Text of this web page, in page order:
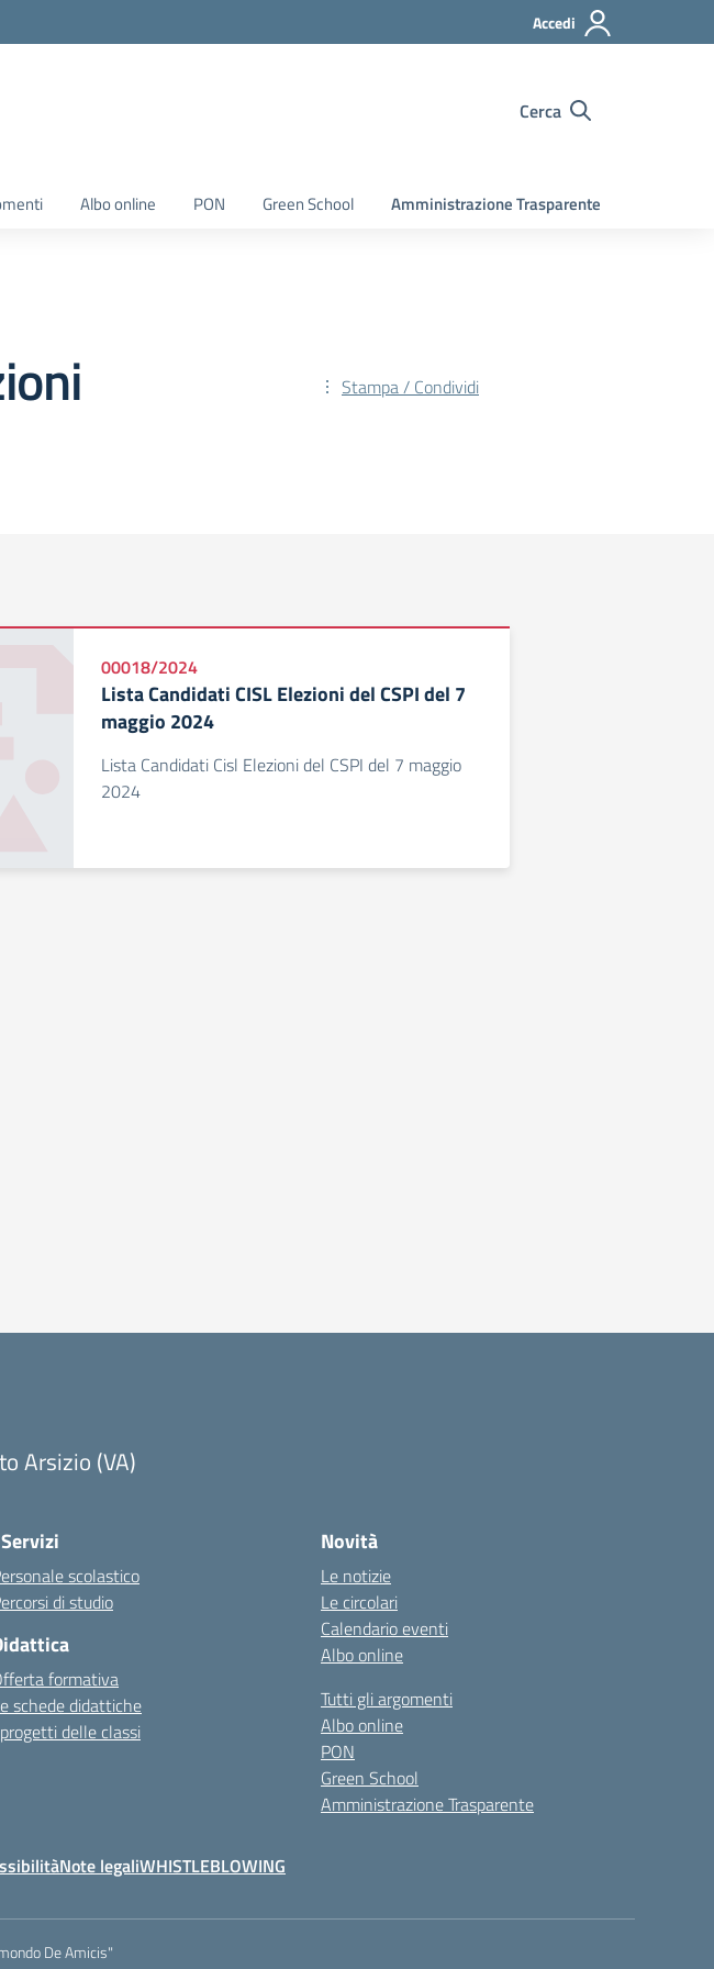
Accedi
Cerca
Albo online PON Green School Amministrazione Trasparente
Stampa / Condividi
00018/2024
Lista Candidati CISL Elezioni del CSPI del 7
maggio 2024
Lista Candidati Cisl Elezioni del CSPI del 7 maggio
2024
Arsizio (VA)
scolastico
di studio
formativa
schede didattiche
delle classi
Novità
Le notizie
Le circolari
Calendario eventi
Albo online
Tutti gli argomenti
Albo online
PON
Green School
Amministrazione Trasparente
Note legaliWHISTLEBLOWING
De Amicis"